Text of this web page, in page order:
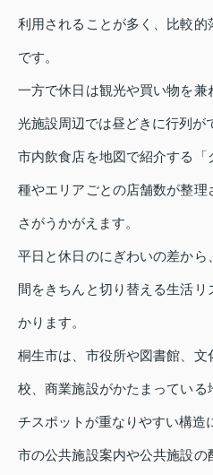
利用されることが多く、比較
です。
一方で休日は観光や買い物を兼
光施設周辺では昼どきに行列が
市内飲食店を地図で紹介する
種やエリアごとの店舗数が整
さがうかがえます。
平日と休日のにぎわいの差か
間をきちんと切り替える生活
かります。
桐生市は、市役所や図書館、
校、商業施設がかたまってい
チスポットが重なりやすい構造
市の公共施設案内や公共施設